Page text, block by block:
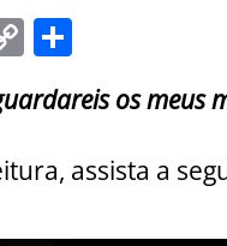
C
p
y
Li
n
ar
e
os meus
assista a